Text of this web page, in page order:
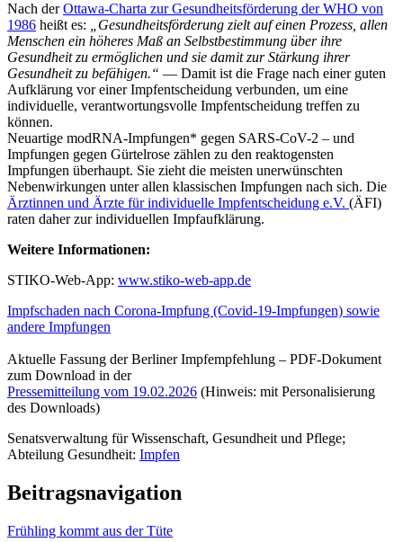
Nach derOttawa-Charta zur Gesundheitsförderung der WHO von
1986 heißt es:
„Gesundheitsförderung zielt auf einen Prozess, allen
Menschen ein höheres Maß an Selbstbestimmung über ihre
Gesundheit zu ermöglichen und sie damit zur Stärkung ihrer
Gesundheit zu befähigen.“ — Damit ist die Frage nach einer guten
Aufklärung vor einer Impfentscheidung verbunden, um eine
individuelle, verantwortungsvolle Impfentscheidung treffen zu
können.
Neuartige modRNA-Impfungen* gegen SARS-CoV-2 – und
Impfungen gegen Gürtelrose zählen zu den reaktogensten
Impfungen überhaupt. Sie zieht die meisten unerwünschten
Nebenwirkungen unter allen klassischen Impfungen nach sich. Die
Ärztinnen und Ärzte für individuelle Impfentscheidung e.V. (ÄFI)
raten daher zur individuellen Impfaufklärung.
Weitere Informationen:
STIKO-Web-App: www.stiko-web-app.de
Impfschaden nach Corona-Impfung (Covid-19-Impfungen) sowie
andere Impfungen
Aktuelle Fassung der Berliner Impfempfehlung – PDF-Dokument
zum Download in der
Pressemitteilung vom 19.02.2026 (Hinweis: mit Personalisierung
des Downloads)
Senatsverwaltung für Wissenschaft, Gesundheit und Pflege;
Abteilung Gesundheit: Impfen
Beitragsnavigation
Frühling kommt aus der Tüte